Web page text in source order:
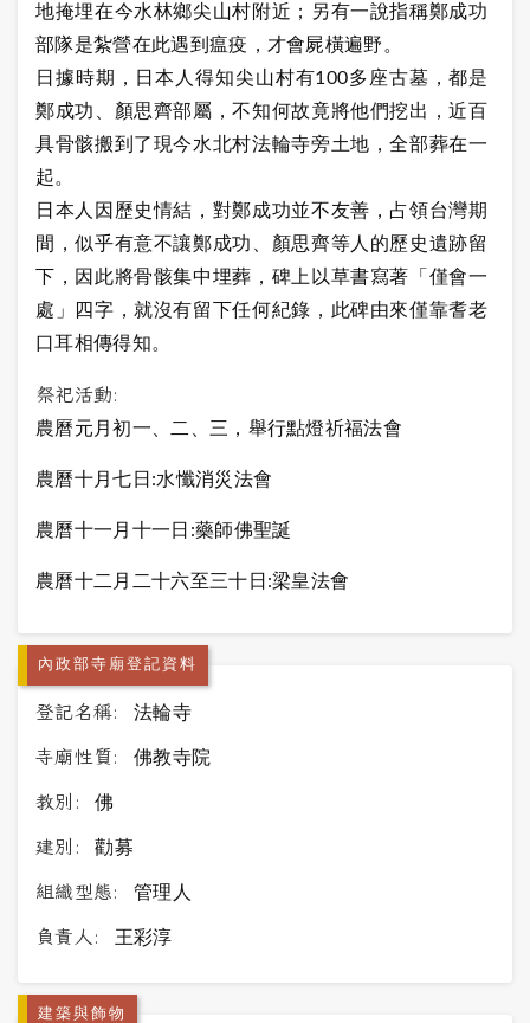
地掩埋在今水林鄉尖山村附近；另有一說指稱鄭成功
部隊是紮營在此遇到瘟疫，才會屍橫遍野。
日據時期，日本人得知尖山村有100多座古墓，都是
鄭成功、顏思齊部屬，不知何故竟將他們挖出，近百
具骨骸搬到了現今水北村法輪寺旁土地，全部葬在一
起。
日本人因歷史情結，對鄭成功並不友善，占領台灣期
間，似乎有意不讓鄭成功、顏思齊等人的歷史遺跡留
下，因此將骨骸集中埋葬，碑上以草書寫著「僅會一
處」四字，就沒有留下任何紀錄，此碑由來僅靠耆老
口耳相傳得知。
祭祀活動:
農曆元月初一、二、三，舉行點燈祈福法會
農曆十月七日:水懺消災法會
農曆十一月十一日:藥師佛聖誕
農曆十二月二十六至三十日:梁皇法會
內政部寺廟登記資料
登記名稱: 法輪寺
寺廟性質: 佛教寺院
教別: 佛
建別: 勸募
組織型態: 管理人
負責人: 王彩淳
建築與飾物